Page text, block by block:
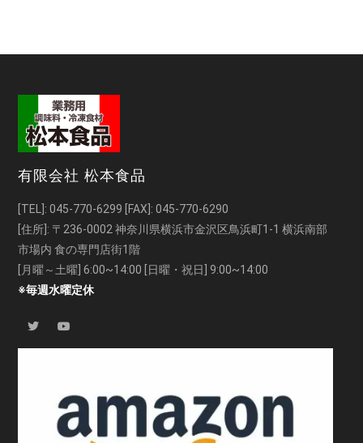
有限会社 松本食品
[TEL]:045-770-6299 [FAX]: 045-770-6290
[住所]: 〒236-0002 神奈川県横浜市金沢区鳥浜町1-1 横浜南部
市場内 食の専門店街1階
[月曜～土曜] 6:00~14:00 [日曜・祝日] 9:00~14:00
※毎週水曜定休